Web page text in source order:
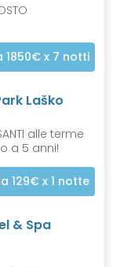
1850€ x 7 notti
Laško
alle terme
a 5 anni!
129€x 1 notte
& Spa